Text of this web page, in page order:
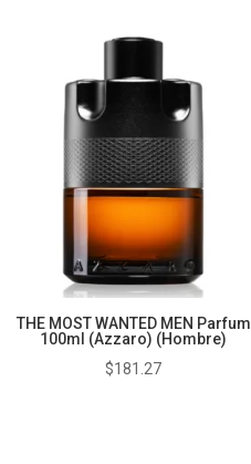
THE MOST WANTED MEN Parfum
100ml (Azzaro) (Hombre)
$181.27